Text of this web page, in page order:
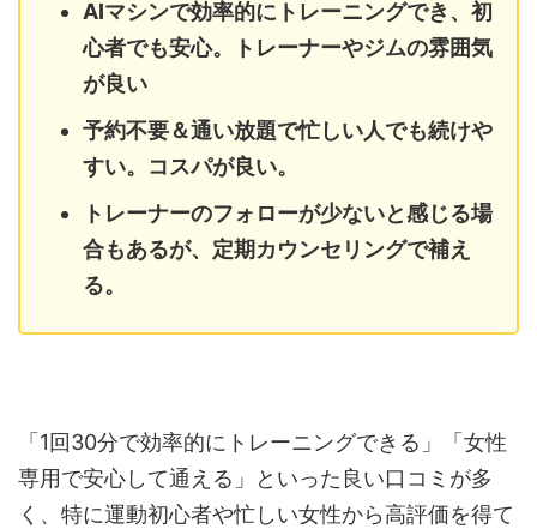
AIマシンで効率的にトレーニングでき、初
心者でも安心。トレーナーやジムの雰囲気
が良い
予約不要＆通い放題で忙しい人でも続けや
すい。コスパが良い。
トレーナーのフォローが少ないと感じる場
合もあるが、定期カウンセリングで補え
る。
「1回30分で効率的にトレーニングできる」「女性
専用で安心して通える」といった良い口コミが多
く、特に運動初心者や忙しい女性から高評価を得て